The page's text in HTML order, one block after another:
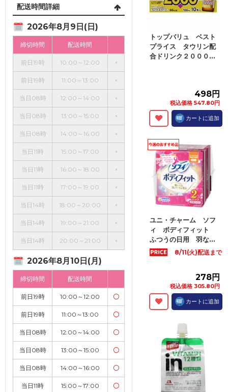
配送時間詳細
2026年8月9日(日)
締切時間 配送時間
前日19時 10:00～12:00 ×
前日19時 11:00～13:00 ×
当日08時 12:00～14:00 ×
当日08時 13:00～15:00 ×
当日08時 14:00～16:00 ×
当日11時 15:00～17:00 ×
当日11時 16:00～18:00 ×
当日11時 17:00～19:00 ×
当日14時 18:00～20:00 ×
当日14時 19:00～21:00 ×
当日14時 20:00～21:00 ×
2026年8月10日(月)
締切時間 配送時間
前日19時 10:00～12:00 〇
前日19時 11:00～13:00 〇
当日08時 12:00～14:00 〇
当日08時 13:00～15:00 〇
当日08時 14:00～16:00 〇
当日11時 15:00～17:00 〇
トップバリュ ベスト
プライス タウリン配
合ドリンク２０００...
498円
税込価格 547.80円
カートに追加
ユニ・チャーム ソフ
ィ ボディフィット
ふつうの日用 羽な...
8/11(火)配送まで
278円
税込価格 305.80円
カートに追加